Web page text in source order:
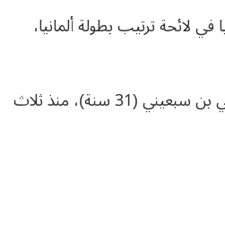
لائحة ترتيب بطولة ألمانيا،
ويضم فريق بوروسيا دورتموند في صفوفه المدافع الدولي الجزائري رامي بن سبعيني (31 سنة)، منذ ثلاث